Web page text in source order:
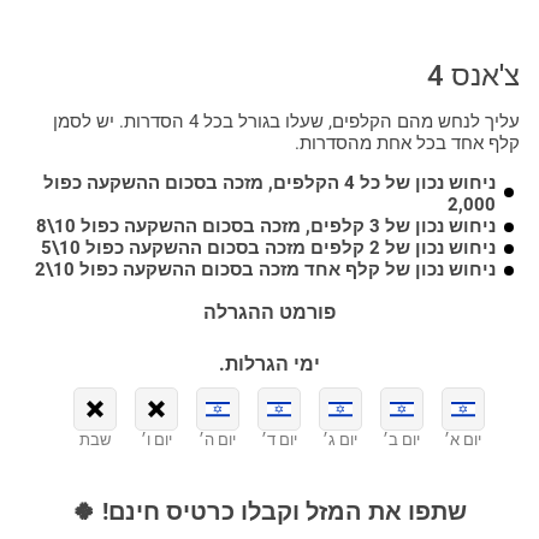
צ'אנס 4
עליך לנחש מהם הקלפים, שעלו בגורל בכל 4 הסדרות. יש לסמן
קלף אחד בכל אחת מהסדרות.
ניחוש נכון של כל 4 הקלפים, מזכה בסכום ההשקעה כפול
2,000
ניחוש נכון של 3 קלפים, מזכה בסכום ההשקעה כפול 10\8
ניחוש נכון של 2 קלפים מזכה בסכום ההשקעה כפול 10\5
ניחוש נכון של קלף אחד מזכה בסכום ההשקעה כפול 10\2
פורמט ההגרלה
ימי הגרלות.
יום א׳ יום ב׳ יום ג׳ יום ד׳ יום ה׳ יום ו׳ שבת
שתפו את המזל וקבלו כרטיס חינם! 🍀